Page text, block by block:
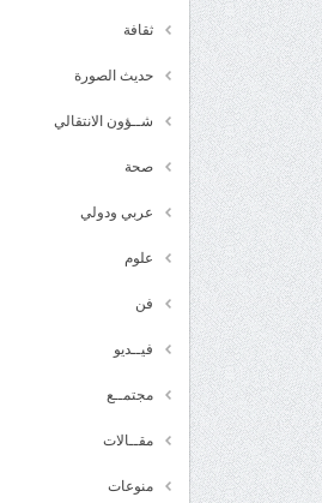
ثقافة
حديث الصورة
شــؤون الانتقالي
صحة
عربي ودولي
علوم
فن
فيــديو
مجتمــع
مقــالات
منوعات